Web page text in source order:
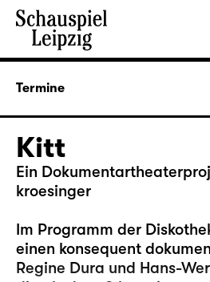
Termine
Kitt
Ein
kroesinger
Im Programm der
einen konsequent
Regine Dura und Hans-